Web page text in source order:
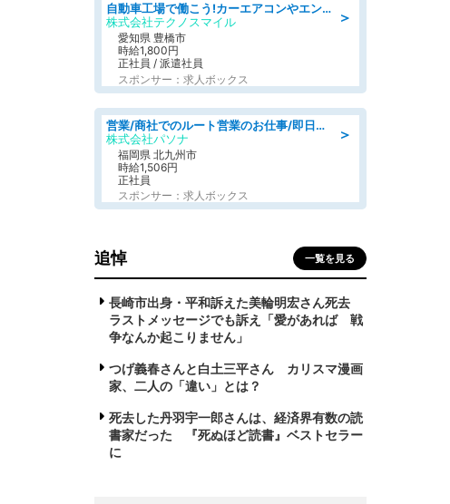
＞
自動車工場で働こう!カーエアコンやエンジンの製造・加工業務/寮完備 denso aichi
株式会社テクノスマイル
愛知県 豊橋市
時給1,800円
正社員 / 派遣社員
スポンサー：求人ボックス
＞
営業/商社でのルート営業のお仕事/即日勤務可/車通勤可/営業
株式会社パソナ
福岡県 北九州市
時給1,506円
正社員
スポンサー：求人ボックス
追悼 一覧を見る
長崎市出身・平和訴えた美輪明宏さん死去
ラストメッセージでも訴え「愛があれば 戦
争なんか起こりません」
つげ義春さんと白土三平さん カリスマ漫画
家、二人の「違い」とは？
死去した丹羽宇一郎さんは、経済界有数の読
書家だった 『死ぬほど読書』ベストセラー
に